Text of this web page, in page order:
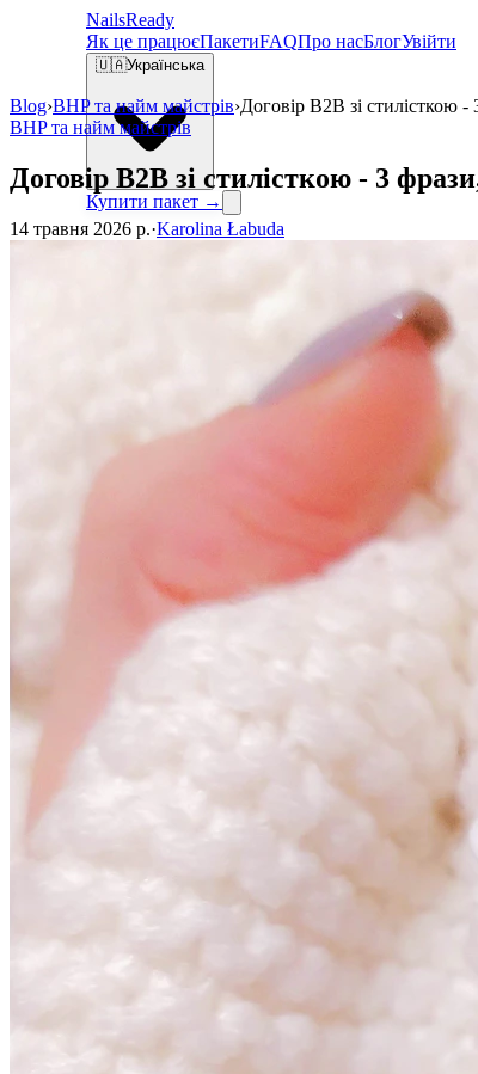
NailsReady
Як це працюєПакетиFAQПро насБлогУвійти
🇺🇦Українська
Купити пакет →
Blog›BHP та найм майстрів›Договір B2B зі стилісткою
BHP та найм майстрів
Договір B2B зі стилісткою - 3
14 травня 2026 р.·Karolina Łabuda